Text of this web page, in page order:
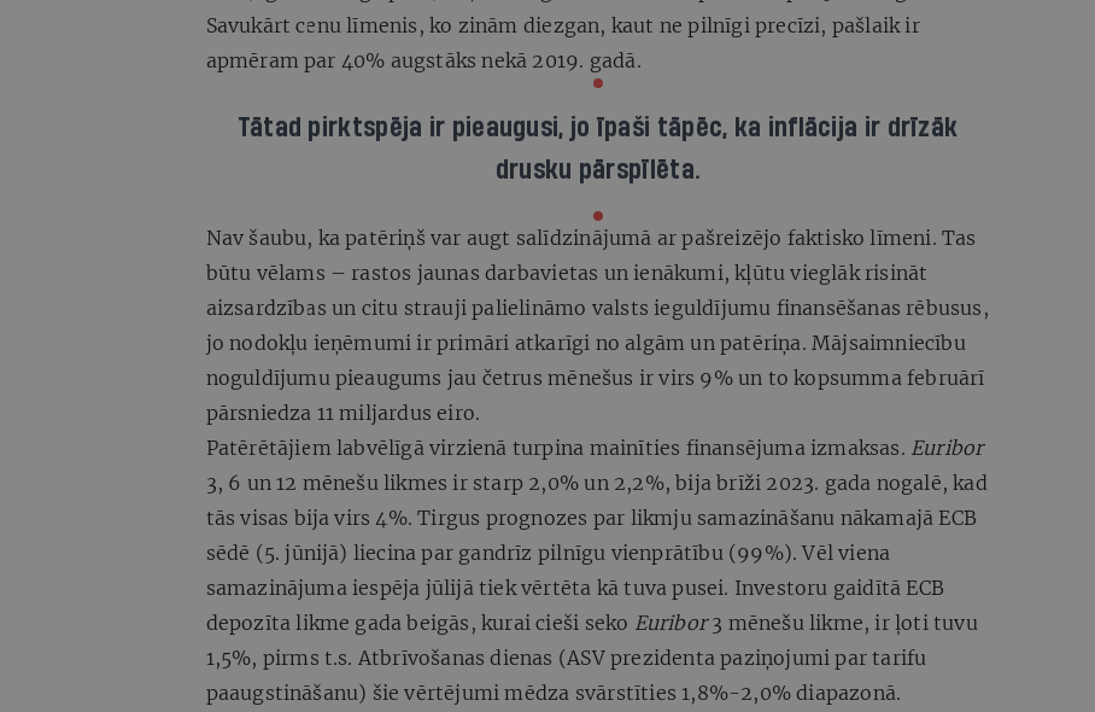
Savukārt cenu līmenis, ko zinām diezgan, kaut ne pilnīgi precīzi, pašlaik ir
apmēram par 40% augstāks nekā 2019. gadā.
Tātad pirktspēja ir pieaugusi, jo īpaši tāpēc, ka inflācija ir drīzāk
drusku pārspīlēta.
Nav šaubu, ka patēriņš var augt salīdzinājumā ar pašreizējo faktisko līmeni. Tas
būtu vēlams – rastos jaunas darbavietas un ienākumi, kļūtu vieglāk risināt
aizsardzības un citu strauji palielināmo valsts ieguldījumu finansēšanas rēbusus,
jo nodokļu ieņēmumi ir primāri atkarīgi no algām un patēriņa. Mājsaimniecību
noguldījumu pieaugums jau četrus mēnešus ir virs 9% un to kopsumma februārī
pārsniedza 11 miljardus eiro.
Patērētājiem labvēlīgā virzienā turpina mainīties finansējuma izmaksas. Euribor
3, 6 un 12 mēnešu likmes ir starp 2,0% un 2,2%, bija brīži 2023. gada nogalē, kad
tās visas bija virs 4%. Tirgus prognozes par likmju samazināšanu nākamajā ECB
sēdē (5. jūnijā) liecina par gandrīz pilnīgu vienprātību (99%). Vēl viena
samazinājuma iespēja jūlijā tiek vērtēta kā tuva pusei. Investoru gaidītā ECB
depozīta likme gada beigās, kurai cieši seko Euribor3 mēnešu likme, ir ļoti tuvu
1,5%, pirms t.s. Atbrīvošanas dienas (ASV prezidenta paziņojumi par tarifu
paaugstināšanu) šie vērtējumi mēdza svārstīties 1,8%-2,0% diapazonā.